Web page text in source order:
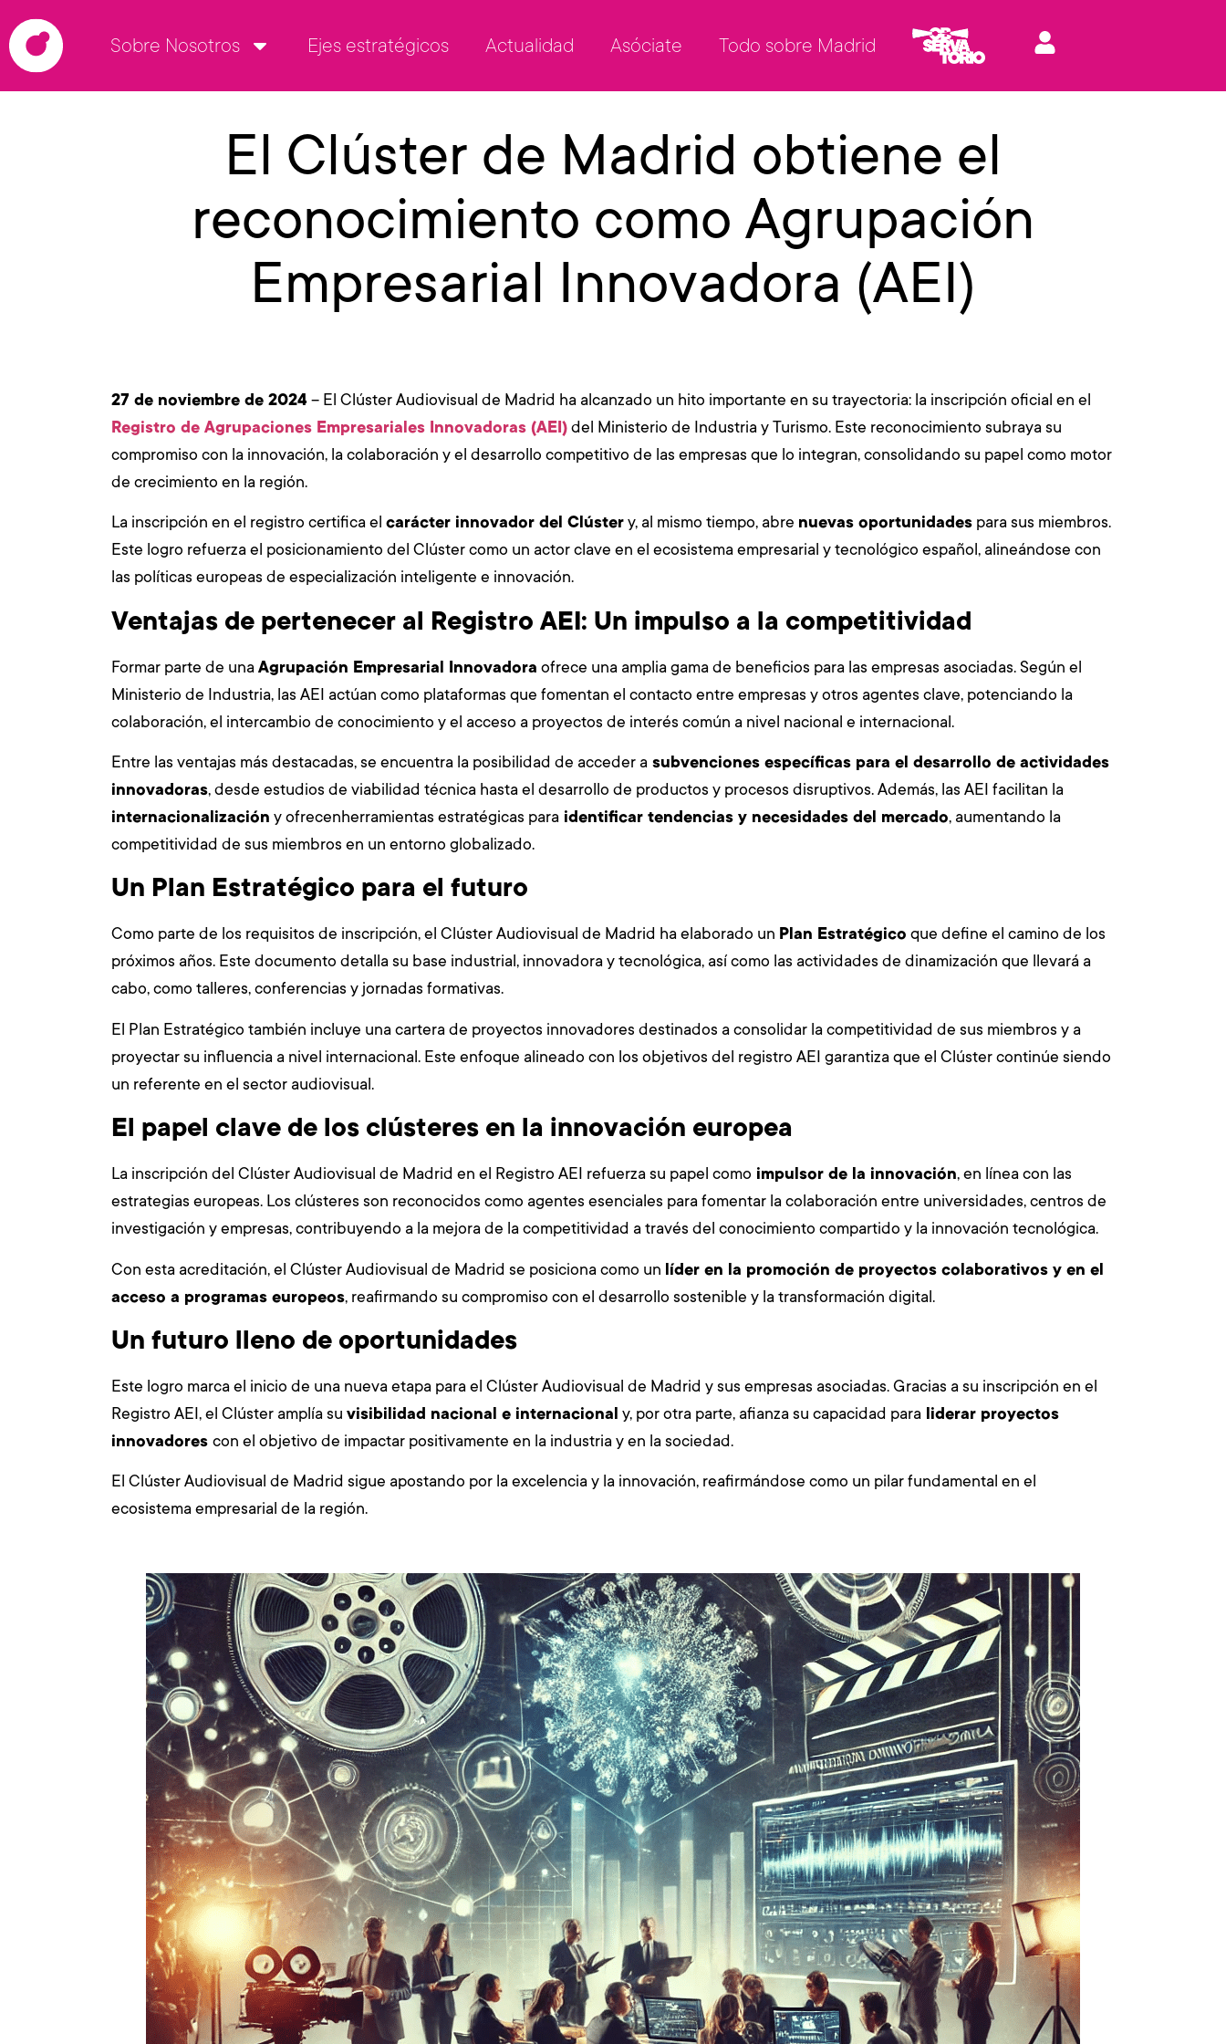
Sobre Nosotros Ejes estratégicos Actualidad Asóciate Todo sobre Madrid
El Clúster de Madrid obtiene el
reconocimiento como Agrupación
Empresarial Innovadora (AEI)
27 de noviembre de 2024 – El Clúster Audiovisual de Madrid ha alcanzado un hito importante en su trayectoria: la inscripción oficial en el
Registro de Agrupaciones Empresariales Innovadoras (AEI) del Ministerio de Industria y Turismo. Este reconocimiento subraya su
compromiso con la innovación, la colaboración y el desarrollo competitivo de las empresas que lo integran, consolidando su papel como motor
de crecimiento en la región.
La inscripción en el registro certifica el carácter innovador del Clúster y, al mismo tiempo, abre nuevas oportunidades para sus miembros.
Este logro refuerza el posicionamiento del Clúster como un actor clave en el ecosistema empresarial y tecnológico español, alineándose con
las políticas europeas de especialización inteligente e innovación.
Ventajas de pertenecer al Registro AEI: Un impulso a la competitividad
Formar parte de una Agrupación Empresarial Innovadora ofrece una amplia gama de beneficios para las empresas asociadas. Según el
Ministerio de Industria, las AEI actúan como plataformas que fomentan el contacto entre empresas y otros agentes clave, potenciando la
colaboración, el intercambio de conocimiento y el acceso a proyectos de interés común a nivel nacional e internacional.
Entre las ventajas más destacadas, se encuentra la posibilidad de acceder a subvenciones específicas para el desarrollo de actividades
innovadoras, desde estudios de viabilidad técnica hasta el desarrollo de productos y procesos disruptivos. Además, las AEI facilitan la
internacionalización y ofrecenherramientas estratégicas para identificar tendencias y necesidades del mercado, aumentando la
competitividad de sus miembros en un entorno globalizado.
Un Plan Estratégico para el futuro
Como parte de los requisitos de inscripción, el Clúster Audiovisual de Madrid ha elaborado un Plan Estratégico que define el camino de los
próximos años. Este documento detalla su base industrial, innovadora y tecnológica, así como las actividades de dinamización que llevará a
cabo, como talleres, conferencias y jornadas formativas.
El Plan Estratégico también incluye una cartera de proyectos innovadores destinados a consolidar la competitividad de sus miembros y a
proyectar su influencia a nivel internacional. Este enfoque alineado con los objetivos del registro AEI garantiza que el Clúster continúe siendo
un referente en el sector audiovisual.
El papel clave de los clústeres en la innovación europea
La inscripción del Clúster Audiovisual de Madrid en el Registro AEI refuerza su papel como impulsor de la innovación, en línea con las
estrategias europeas. Los clústeres son reconocidos como agentes esenciales para fomentar la colaboración entre universidades, centros de
investigación y empresas, contribuyendo a la mejora de la competitividad a través del conocimiento compartido y la innovación tecnológica.
Con esta acreditación, el Clúster Audiovisual de Madrid se posiciona como un líder en la promoción de proyectos colaborativos y en el
acceso a programas europeos, reafirmando su compromiso con el desarrollo sostenible y la transformación digital.
Un futuro lleno de oportunidades
Este logro marca el inicio de una nueva etapa para el Clúster Audiovisual de Madrid y sus empresas asociadas. Gracias a su inscripción en el
Registro AEI, el Clúster amplía su visibilidad nacional e internacional y, por otra parte, afianza su capacidad para liderar proyectos
innovadores con el objetivo de impactar positivamente en la industria y en la sociedad.
El Clúster Audiovisual de Madrid sigue apostando por la excelencia y la innovación, reafirmándose como un pilar fundamental en el
ecosistema empresarial de la región.